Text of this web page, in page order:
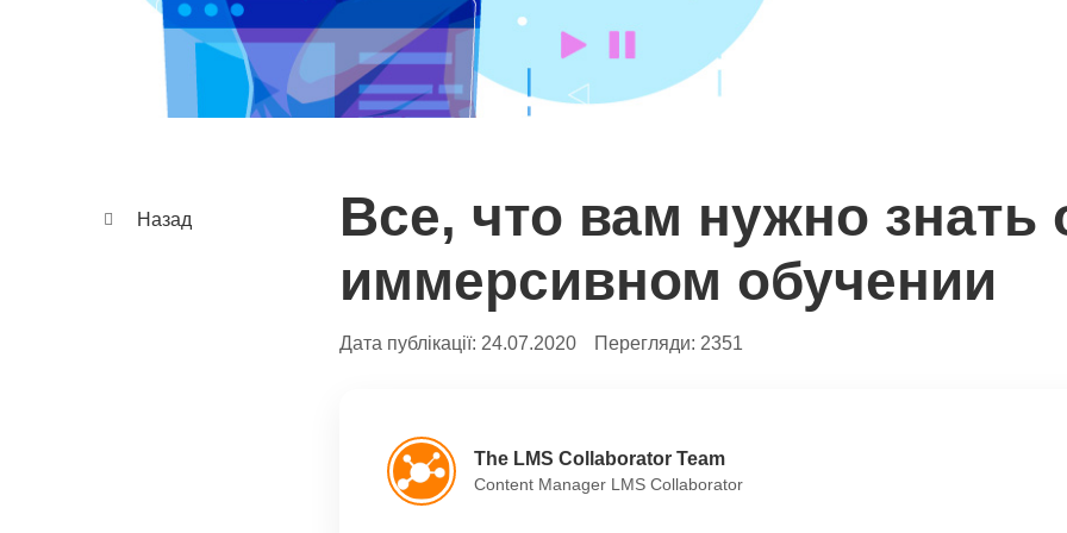
Назад
Все, что вам нужно знать
иммерсивном обучении
Дата публікації: 24.07.2020 Перегляди: 2351
The LMS Collaborator Team
Content Manager LMS Collaborator